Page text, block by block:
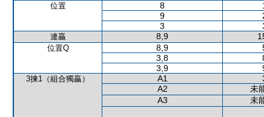
位置 8
9
3
連贏 8,9
位置Q 8,9
3,8
3,9
3揀1（組合獨贏） A1
A2
未
A3
未